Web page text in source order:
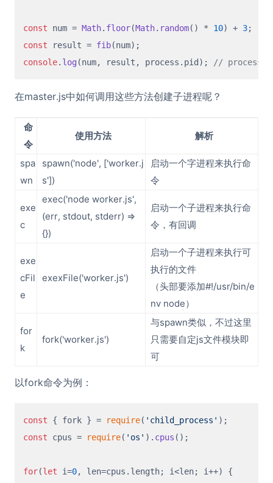
const num = Math. floor(Math. random() * 10) + 3
const result = fib
console. log (num, result, process. pid ); //
在master.js中如何调用这些方法创建子进程呢？
命
令
使用方法 解析
spa
wn
spawn('node', ['worker.j
s'])
启动一个字进程来执行命
令
exe
c
exec('node worker.js',
(err, stdout, stderr) =>
{})
启动一个子进程来执行命
令，有回调
exe
cFil
e
exexFile('worker.js')
启动一个子进程来执行可
执行的文件
（头部要添加#!/usr/bin/e
nv node）
for
k
fork('worker.js')
与spawn类似，不过这里
只需要自定js文件模块即
可
以fork命令为例：
const { fork } = require( 'child_process'
const cpus = require( 'os' ). cpus ();
for(let i=0, len=cpus. length; i<len; i++) {